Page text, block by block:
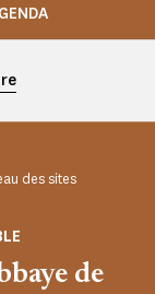
des sites
de